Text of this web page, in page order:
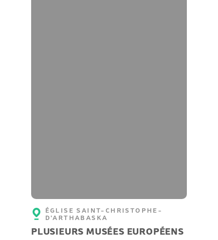
ÉGLISE SAINT-CHRISTOPHE-
D'ARTHABASKA
PLUSIEURS MUSÉES EUROPÉENS